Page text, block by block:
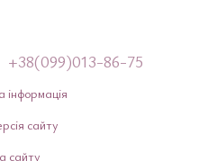
+38(099)013-86-75
інформація
сайту
сайту